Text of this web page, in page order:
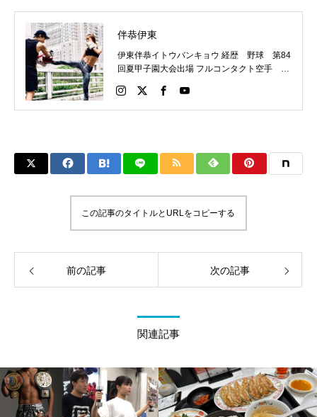
伴恭伊東
伊東伴恭イトウバンキョウ 経歴 野球 第84
回夏甲子園大会出場 フルコンタクト空手 日
パーライト級新人王 FOKウェルター級王者
WMCライト級日本王者 トレーニング依頼は
この記事のタイトルとURLをコピーする
前の記事 次の記事
関連記事